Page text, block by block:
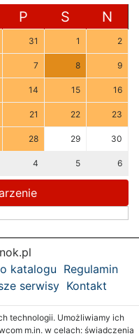
P S N
31 1 2
7 8 9
14 15 16
21 22 23
28 29 30
4 5 6
katalogu Regulamin
serwisy Kontakt
technologii. Umożliwiamy ich
m.in. w celach: świadczenia